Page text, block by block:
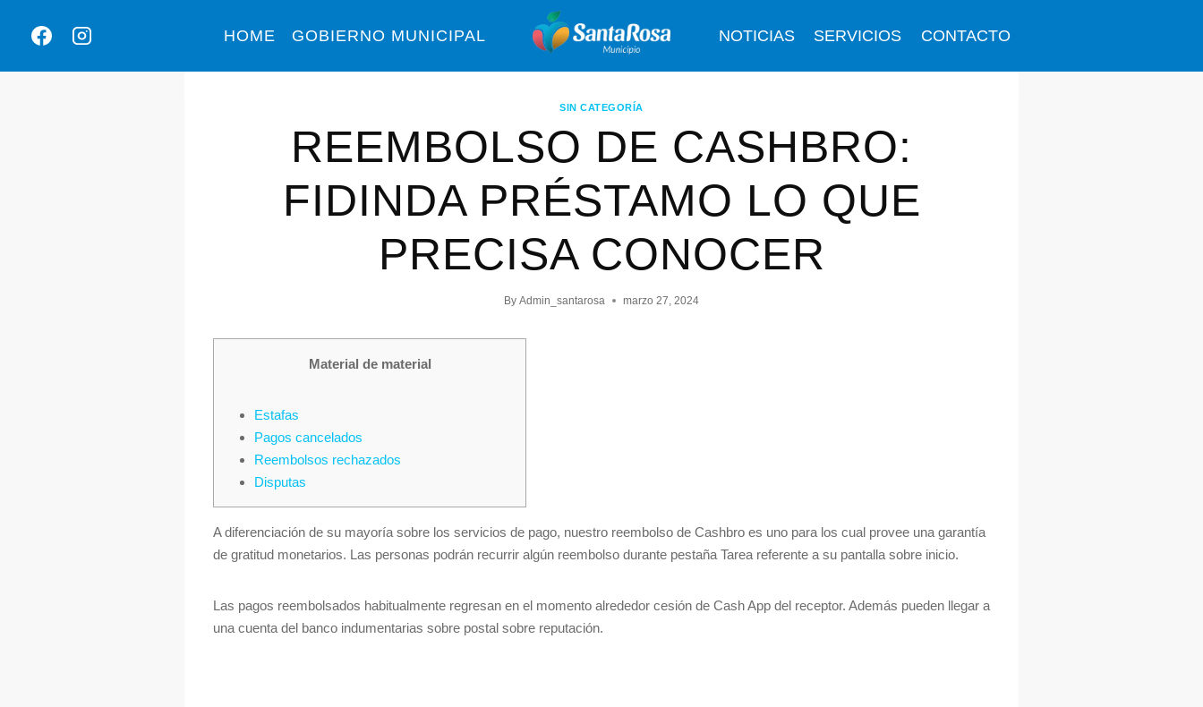
HOME GOBIERNO MUNICIPAL NOTICIAS SERVICIOS CONTACTO
SIN CATEGORÍA
REEMBOLSO DE CASHBRO:
FIDINDA PRÉSTAMO LO QUE
PRECISA CONOCER
By Admin_santarosa marzo 27, 2024
Material de material
Estafas
Pagos cancelados
Reembolsos rechazados
Disputas
A diferenciación de su mayoría sobre los servicios de pago, nuestro reembolso de Cashbro es uno para los cual provee una garantía
de gratitud monetarios. Las personas podrán recurrir algún reembolso durante pestaña Tarea referente a su pantalla sobre inicio.
Las pagos reembolsados ​​habitualmente regresan en el momento alrededor cesión de Cash App del receptor. Además pueden llegar a
una cuenta del banco indumentarias sobre postal sobre reputación.